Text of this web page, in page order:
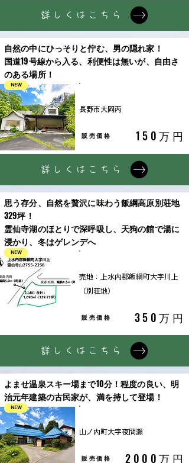
詳しくはこちら
自然の中にひっそりと佇む、男の隠れ家！
国道19号線から入る、利便性は無いが、自由さ
のある場所！
NEW
長野市大岡丙
販売価格 150万円
詳しくはこちら
思う存分、自然を贅沢に味わう飯綱高原別荘地
329坪！
霊仙寺湖のほとりで深呼吸し、天狗の館で湯に
浸かり、冬はゲレンデへ
NEW
売地：上水内郡飯綱町大字川上
（別荘地）
販売価格 350万円
詳しくはこちら
よませ温泉スキー場まで10分！程度の良い、明
治元年建築の古民家が、満を持して登場！
NEW
山ノ内町大字夜間瀬
販売価格 2000万円